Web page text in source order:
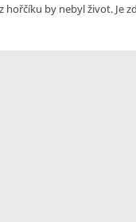
hořčíku by nebyl život. Je